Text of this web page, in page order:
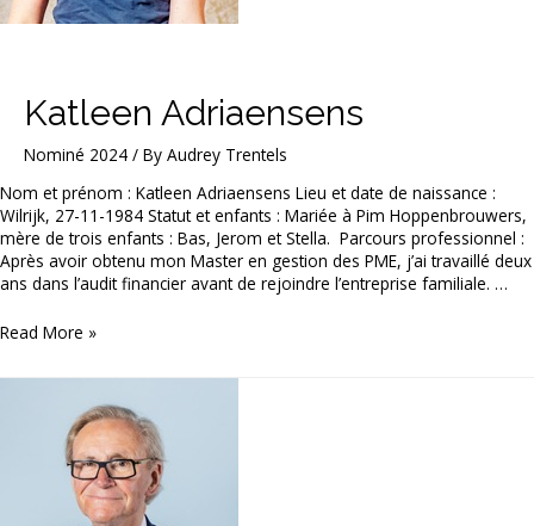
Katleen Adriaensens
Nominé 2024 / By Audrey Trentels
Nom et prénom : Katleen Adriaensens Lieu et date de naissance :
Wilrijk, 27-11-1984 Statut et enfants : Mariée à Pim Hoppenbrouwers,
mère de trois enfants : Bas, Jerom et Stella. Parcours professionnel :
Après avoir obtenu mon Master en gestion des PME, j’ai travaillé deux
ans dans l’audit financier avant de rejoindre l’entreprise familiale. …
Katleen
Read More »